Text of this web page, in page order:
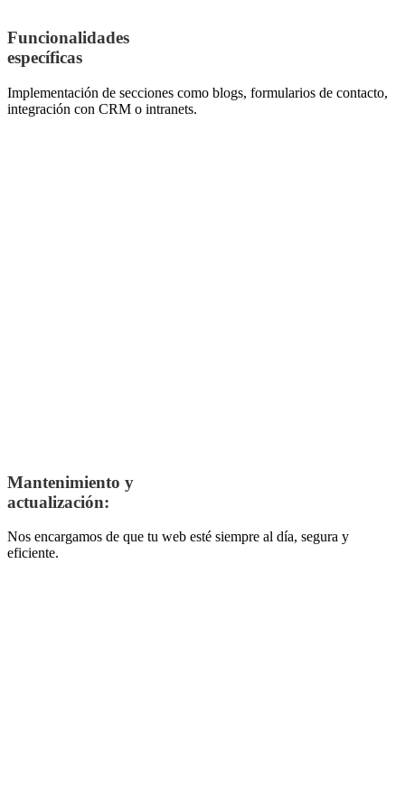
Funcionalidades
específicas
Implementación de secciones como blogs, formularios de contacto,
integración con CRM o intranets.
Mantenimiento y
actualización:
Nos encargamos de que tu web esté siempre al día, segura y
eficiente.